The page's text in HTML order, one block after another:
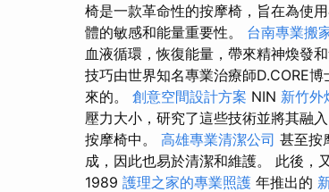
椅是一款革命性的按摩椅，旨在為使
體的敏感和能量重要性。 台南專業搬
血液循環，恢復能量，帶來精神煥發
技巧由世界知名專業治療師D.CORE博
來的。 創意空間設計方案 NIN 新竹外
壓力大小，研究了這些技術並將其融入
按摩椅中。 高雄專業清潔公司 甚至按
成，因此也易於清潔和維護。 此後，
1989 護理之家的專業照護 年推出的